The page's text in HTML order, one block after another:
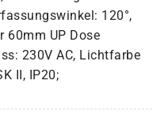
120°,
60mm UP Dose
230V AC, Lichtfarbe
II, IP20;